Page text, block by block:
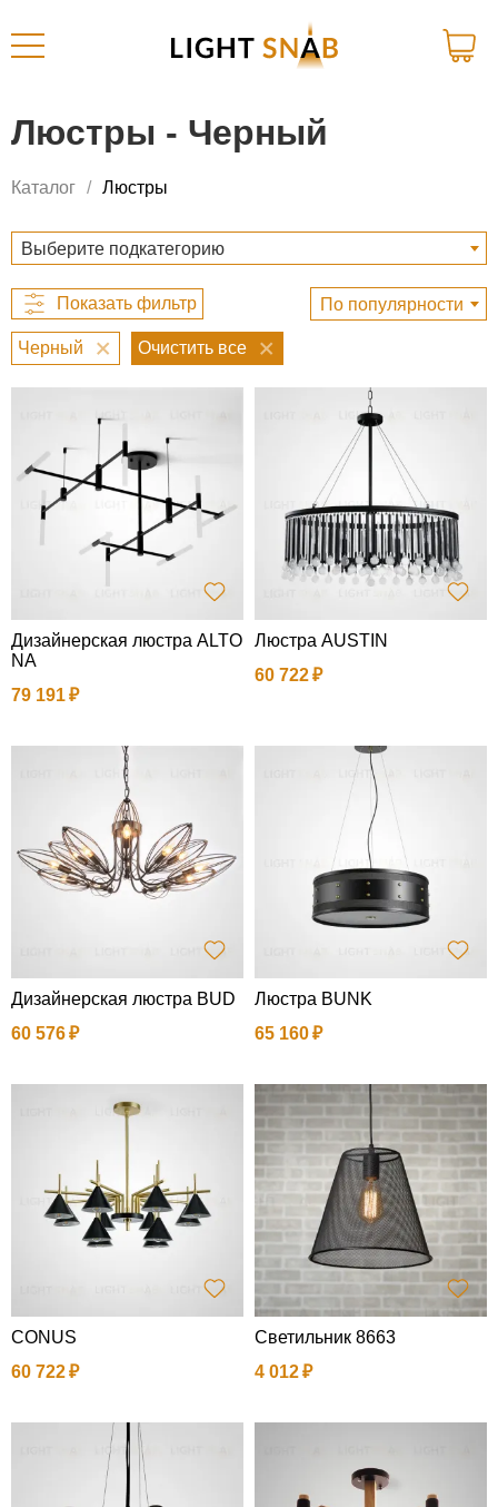
Люстры - Черный
Каталог Люстры
Выберите подкатегорию
По популярности
Черный
Дизайнерская люстра ALTO
NA
79 191
Люстра AUSTIN
60 722
Дизайнерская люстра BUD
60 576
Люстра BUNK
65 160
CONUS
60 722
Cветильник 8663
4 012